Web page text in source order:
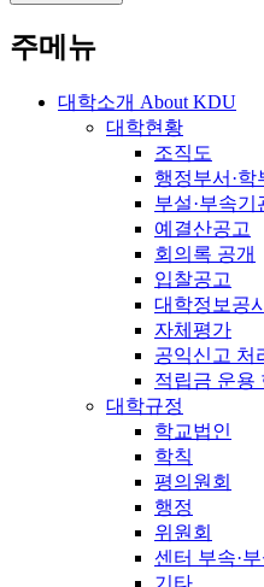
주메뉴
대학소개 About KDU
대학현황
조직도
행정부서·학
부설·부속기
예결산공고
회의록 공개
입찰공고
대학정보공시
자체평가
공익신고 처
적립금 운용
대학규정
학교법인
학칙
평의원회
행정
위원회
센터 부속·